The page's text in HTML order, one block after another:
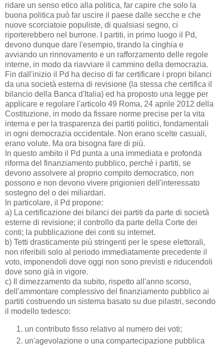
ridare un senso etico alla politica, far capire che solo la
buona politica può far uscire il paese dalle secche e che
nuove scorciatoie populiste, di qualsiasi segno, ci
riporterebbero nel burrone. I partiti, in primo luogo il Pd,
devono dunque dare l'esempio, tirando la cinghia e
avviando un rinnovamento e un rafforzamento delle regole
interne, in modo da riavviare il cammino della democrazia.
Fin dall'inizio il Pd ha deciso di far certificare i propri bilanci
da una società esterna di revisione (la stessa che certifica il
bilancio della Banca d'Italia) ed ha proposto una legge per
applicare e regolare l'articolo 49 Roma, 24 aprile 2012 della
Costituzione, in modo da fissare norme precise per la vita
interna e per la trasparenza dei partiti politici, fondamentali
in ogni democrazia occidentale. Non erano scelte casuali,
erano volute. Ma ora bisogna fare di più.
In questo ambito il Pd punta a una immediata e profonda
riforma del finanziamento pubblico, perché i partiti, se
devono assolvere al proprio compito democratico, non
possono e non devono vivere prigionieri dell'interessato
sostegno del o dei miliardari.
In particolare, il Pd propone:
a) La certificazione dei bilanci dei partiti da parte di società
esterne di revisione; il controllo da parte della Corte dei
conti; la pubblicazione dei conti su internet.
b) Tetti drasticamente più stringenti per le spese elettorali,
non riferibili solo al periodo immediatamente precedente il
voto, imponendoli dove oggi non sono previsti e riducendoli
dove sono già in vigore.
c) Il dimezzamento da subito, rispetto all'anno scorso,
dell'ammontare complessivo del finanziamento pubblico ai
partiti costruendo un sistema basato su due pilastri, secondo
il modello tedesco:
un contributo fisso relativo al numero dei voti;
un'agevolazione o una compartecipazione pubblica